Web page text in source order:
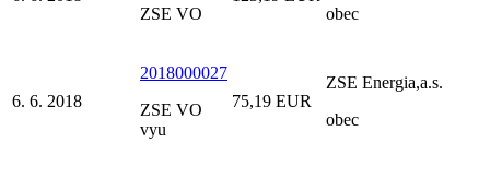
ZSE VO
obec
6. 6. 2018
2018000027
ZSE VO
vyu
75,19 EUR
ZSE Energia,a.s.
obec